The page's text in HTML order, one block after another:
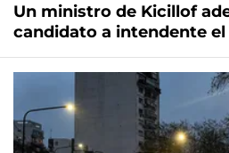
Un ministro de Kicillof
candidato a intendente el